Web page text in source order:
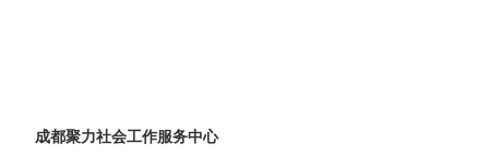
成都聚力社会工作服务中心